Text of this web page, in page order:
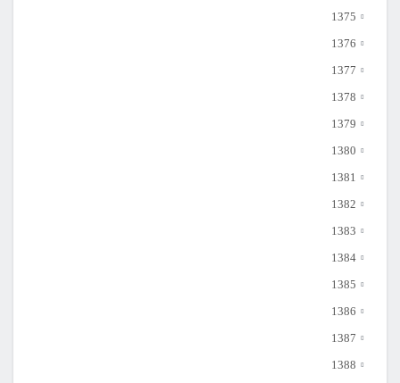
1375
1376
1377
1378
1379
1380
1381
1382
1383
1384
1385
1386
1387
1388